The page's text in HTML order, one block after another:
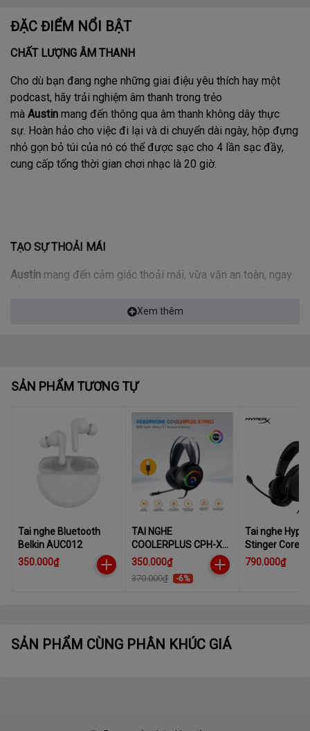
ĐẶC ĐIỂM NỔI BẬT
CHẤT LƯỢNG ÂM THANH
Cho dù bạn đang nghe những giai điệu yêu thích hay một
podcast, hãy trải nghiệm âm thanh trong trẻo
mà Austin mang đến thông qua âm thanh không dây thực
sự. Hoàn hảo cho việc đi lại và di chuyển dài ngày, hộp đựng
nhỏ gọn bỏ túi của nó có thể được sạc cho 4 lần sạc đầy,
cung cấp tổng thời gian chơi nhạc là 20 giờ.
TẠO SỰ THOẢI MÁI
Austin mang đến cảm giác thoải mái, vừa vặn an toàn, ngay
đã sẵn sàng, Austin sẽ ghép nối với tất cả các thiết bị iOS
Xem thêm
SẢN PHẨM TƯƠNG TỰ
Tai nghe Bluetooth
Belkin AUC012
350.000₫
TAI NGHE
COOLERPLUS CPH-X7
PRO
350.000₫
370.000₫ -6%
Tai nghe
Stinger Core II
790.000₫
SẢN PHẨM CÙNG PHÂN KHÚC GIÁ